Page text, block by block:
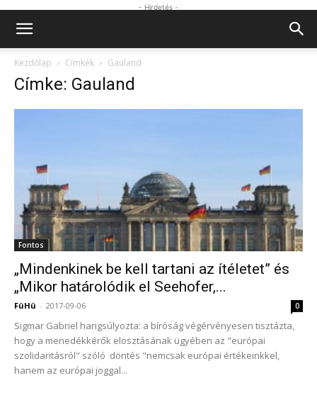
- Hirdetés -
Kezdőlap Címkék Gauland
Címke: Gauland
Fontos
„Mindenkinek be kell tartani az ítéletet” és
„Mikor határolódik el Seehofer,...
FüHü - 2017-09-06 0
Sigmar Gabriel hangsúlyozta: a bíróság végérvényesen tisztázta,
hogy a menedékkérők elosztásának ügyében az "európai
szolidaritásról" szóló döntés "nemcsak európai értékeinkkel,
hanem az európai joggal...